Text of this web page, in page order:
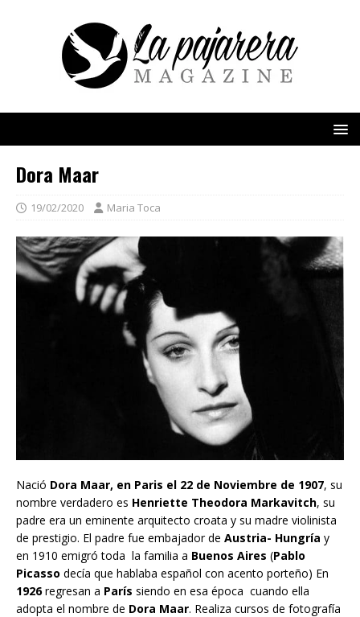
Dora Maar
19/02/2020 Maria Toca
Nació Dora Maar, en Paris el 22 de Noviembre de 1907, su
nombre verdadero es Henriette Theodora Markavitch, su
padre era un eminente arquitecto croata y su madre violinista
de prestigio. El padre fue embajador de Austria- Hungría y
en 1910 emigró toda la familia a Buenos Aires (Pablo
Picasso decía que hablaba español con acento porteño) En
1926regresan a París siendo en esa época cuando ella
adopta el nombre de Dora Maar. Realiza cursos de fotografía